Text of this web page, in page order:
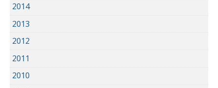
2014
2013
2012
2011
2010